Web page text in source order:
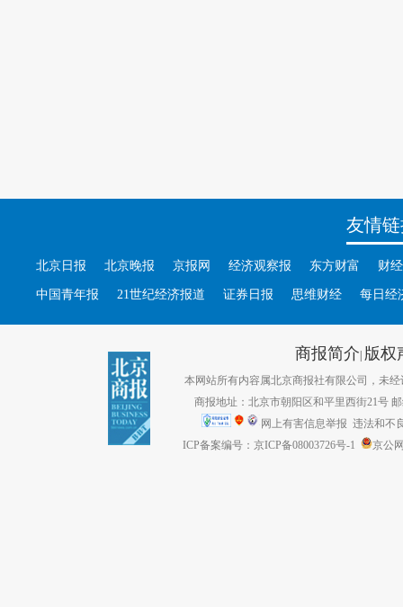
友情
北京日报 北京晚报 京报网 经济观察报 东方财富 财
中国青年报 21世纪经济报道 证券日报 思维财经 每日经
商报简介| 版权
本网站所有内容属北京商报社有限公司，未经
商报地址：北京市朝阳区和平里西街21号
网上有害信息举报 违法和不
ICP备案编号：京ICP备08003726号-1
京公